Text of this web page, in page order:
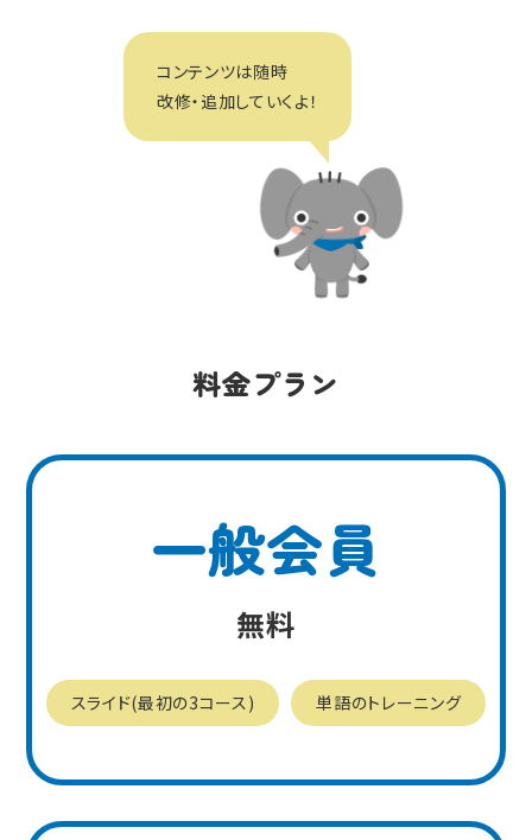
コンテンツは随時
改修・追加していくよ！
料金プラン
一般会員
無料
スライド(最初の3コース) 単語のトレーニング